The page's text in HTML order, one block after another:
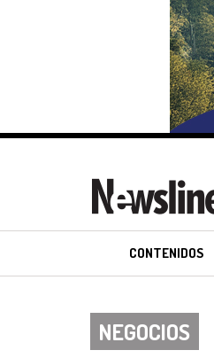
CONTENIDOS
NEGOCIOS